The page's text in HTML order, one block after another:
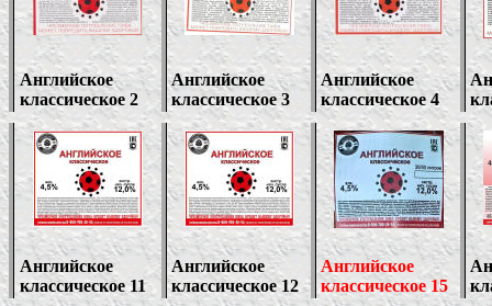
Английское
классическое 2
Английское
классическое 3
Английское
классическое 4
Английское
классическое 11
Английское
классическое 12
Английское
классическое 15